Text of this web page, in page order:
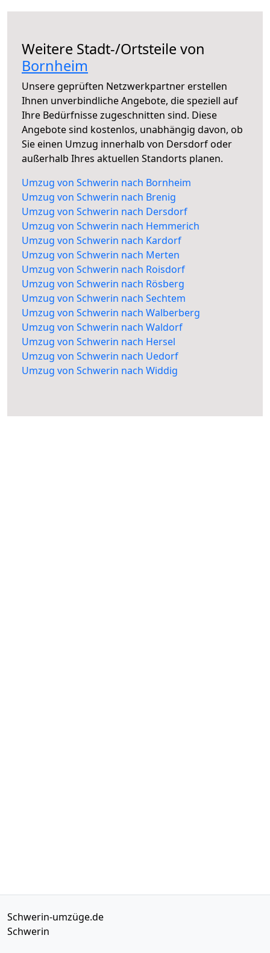
Weitere Stadt-/Ortsteile von
Bornheim
Unsere geprüften Netzwerkpartner erstellen
Ihnen unverbindliche Angebote, die speziell auf
Ihre Bedürfnisse zugeschnitten sind. Diese
Angebote sind kostenlos, unabhängig davon, ob
Sie einen Umzug innerhalb von Dersdorf oder
außerhalb Ihres aktuellen Standorts planen.
Umzug von Schwerin nach Bornheim
Umzug von Schwerin nach Brenig
Umzug von Schwerin nach Dersdorf
Umzug von Schwerin nach Hemmerich
Umzug von Schwerin nach Kardorf
Umzug von Schwerin nach Merten
Umzug von Schwerin nach Roisdorf
Umzug von Schwerin nach Rösberg
Umzug von Schwerin nach Sechtem
Umzug von Schwerin nach Walberberg
Umzug von Schwerin nach Waldorf
Umzug von Schwerin nach Hersel
Umzug von Schwerin nach Uedorf
Umzug von Schwerin nach Widdig
Schwerin-umzüge.de
Schwerin